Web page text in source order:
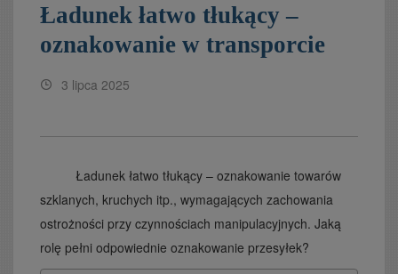
Ładunek łatwo tłukący –
oznakowanie w transporcie
3 lipca 2025
Ładunek łatwo tłukący – oznakowanie towarów
szklanych, kruchych itp., wymagających zachowania
ostrożności przy czynnościach manipulacyjnych. Jaką
rolę pełni odpowiednie oznakowanie przesyłek?